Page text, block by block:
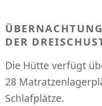
DER
Die Hütte verfügt
28
Schlafplätze.